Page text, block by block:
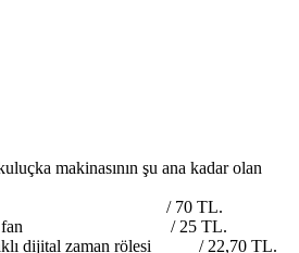
makinasının şu ana kadar olan
/ 70 TL.
metal fan / 25 TL.
dijital zaman rölesi / 22,70 TL.